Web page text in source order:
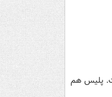
پلیس هم